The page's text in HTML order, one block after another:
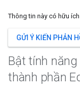
Thông tin này có hữu
GỬI Ý KIẾN PHẢN
Bật tính
thành phần